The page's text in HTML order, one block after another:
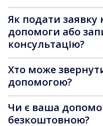
Як подати
допомоги або
консультацію?
Хто може
допомогою?
Чи є ваша
безкоштовною?